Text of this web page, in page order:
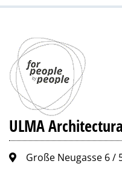
ULMA
Große Neugasse 6 /